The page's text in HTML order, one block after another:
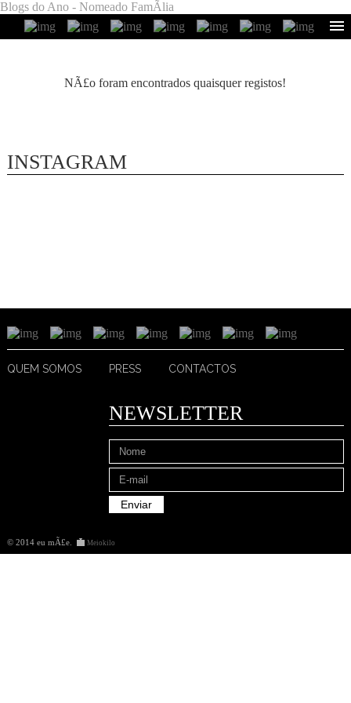
Blogs do Ano - Nomeado FamÃ­lia
NÃ£o foram encontrados quaisquer registos!
INSTAGRAM
QUEM SOMOS PRESS CONTACTOS
NEWSLETTER
© 2014 eu mÃ£e. Meiokilo